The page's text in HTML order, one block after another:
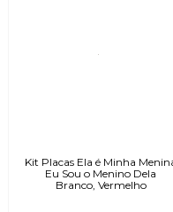
Kit Placas Ela é Minha
Eu Sou o Menino Dela
Branco, Vermelho